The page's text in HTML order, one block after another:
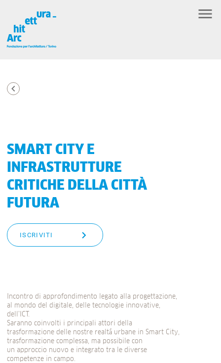
SMART CITY E
INFRASTRUTTURE
CRITICHE DELLA CITTÀ
FUTURA
ISCRIVITI
Incontro di approfondimento legato alla progettazione,
al mondo del digitale, delle tecnologie innovative,
dell’ICT.
Saranno coinvolti i principali attori della
trasformazione delle nostre realtà̀ urbane in Smart City,
trasformazione complessa, ma possibile con
un approccio nuovo e integrato tra le diverse
competenze in campo.